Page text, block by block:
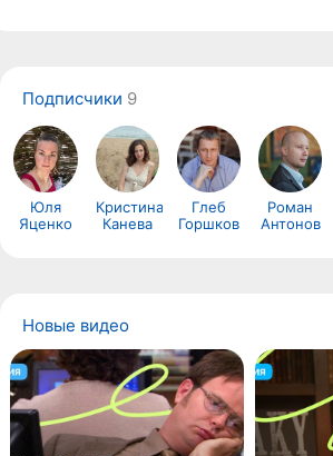
Подписчики 9
Юля
Яценко
Кристина
Канева
Глеб
Горшков
Роман
Антонов
Новые видео